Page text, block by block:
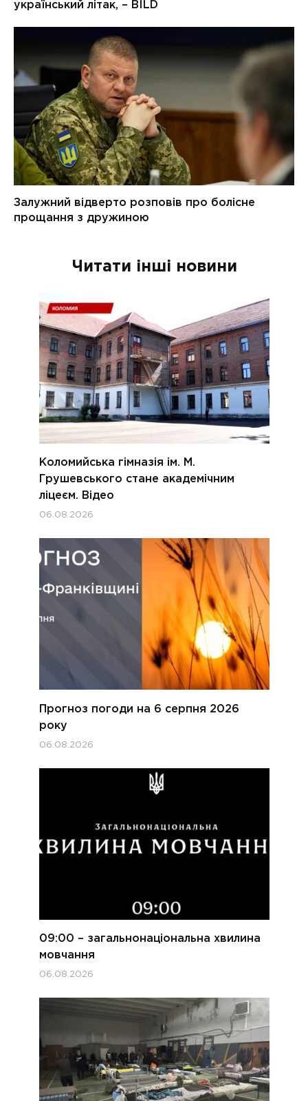
Читати інші новини
Коломийська гімназія ім. М.
Грушевського стане академічним
ліцеєм. Відео
06.08.2026
Прогноз погоди на 6 серпня 2026
року
06.08.2026
09:00 – загальнонаціональна хвилина
мовчання
06.08.2026